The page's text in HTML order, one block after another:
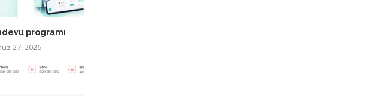
programı
27, 2026